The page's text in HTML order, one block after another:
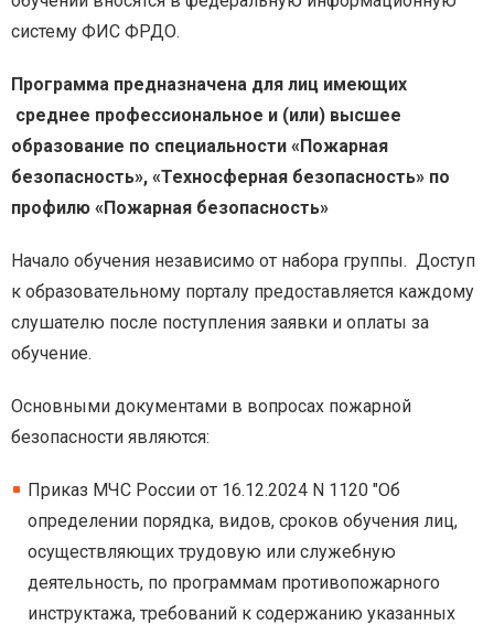
систему ФИС ФРДО.
Программа предназначена для лиц имеющих
среднее профессиональное и (или) высшее
образование по специальности «Пожарная
безопасность», «Техносферная безопасность» по
профилю «Пожарная безопасность»
Начало обучения независимо от набора группы. Доступ
к образовательному порталу предоставляется каждому
слушателю после поступления заявки и оплаты за
обучение.
Основными документами в вопросах пожарной
безопасности являются:
Приказ МЧС России от 16.12.2024 N 1120 "Об
определении порядка, видов, сроков обучения лиц,
осуществляющих трудовую или служебную
деятельность, по программам противопожарного
инструктажа, требований к содержанию указанных